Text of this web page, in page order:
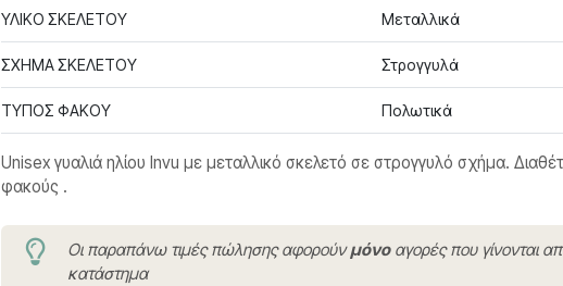
ΥΛΙΚΟ ΣΚΕΛΕΤΟΥ Μεταλλικά
ΣΧΗΜΑ ΣΚΕΛΕΤΟΥ Στρογγυλά
ΤΥΠΟΣ ΦΑΚΟΥ Πολωτικά
Unisex γυαλιά ηλίου Invu με μεταλλικό σκελετό σε στρογγυλό σχήμα.
φακούς .
Οι παραπάνω τιμές πώλησης αφορούνμόνοαγορές που γίνονται
κατάστημα